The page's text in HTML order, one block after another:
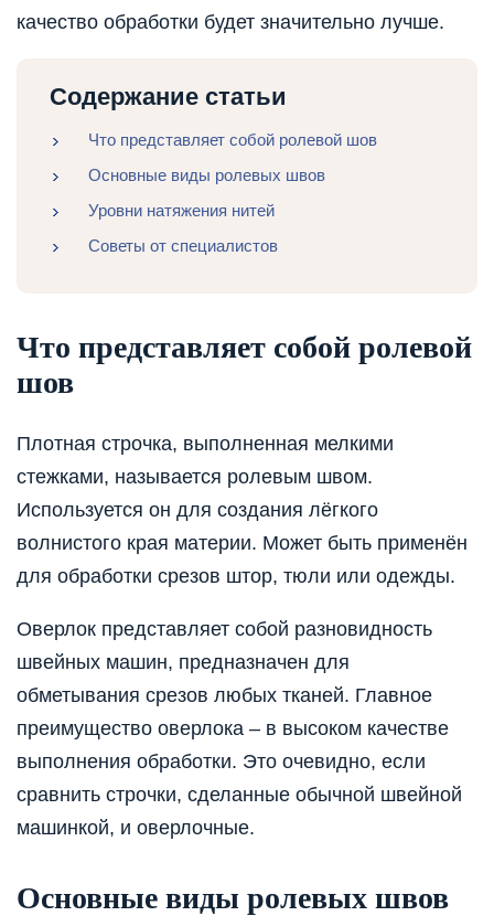
качество обработки будет значительно лучше.
Содержание статьи
Что представляет собой ролевой шов
Основные виды ролевых швов
Уровни натяжения нитей
Советы от специалистов
Что представляет собой ролевой
шов
Плотная строчка, выполненная мелкими
стежками, называется ролевым швом.
Используется он для создания лёгкого
волнистого края материи. Может быть применён
для обработки срезов штор, тюли или одежды.
Оверлок представляет собой разновидность
швейных машин, предназначен для
обметывания срезов любых тканей. Главное
преимущество оверлока – в высоком качестве
выполнения обработки. Это очевидно, если
сравнить строчки, сделанные обычной швейной
машинкой, и оверлочные.
Основные виды ролевых швов